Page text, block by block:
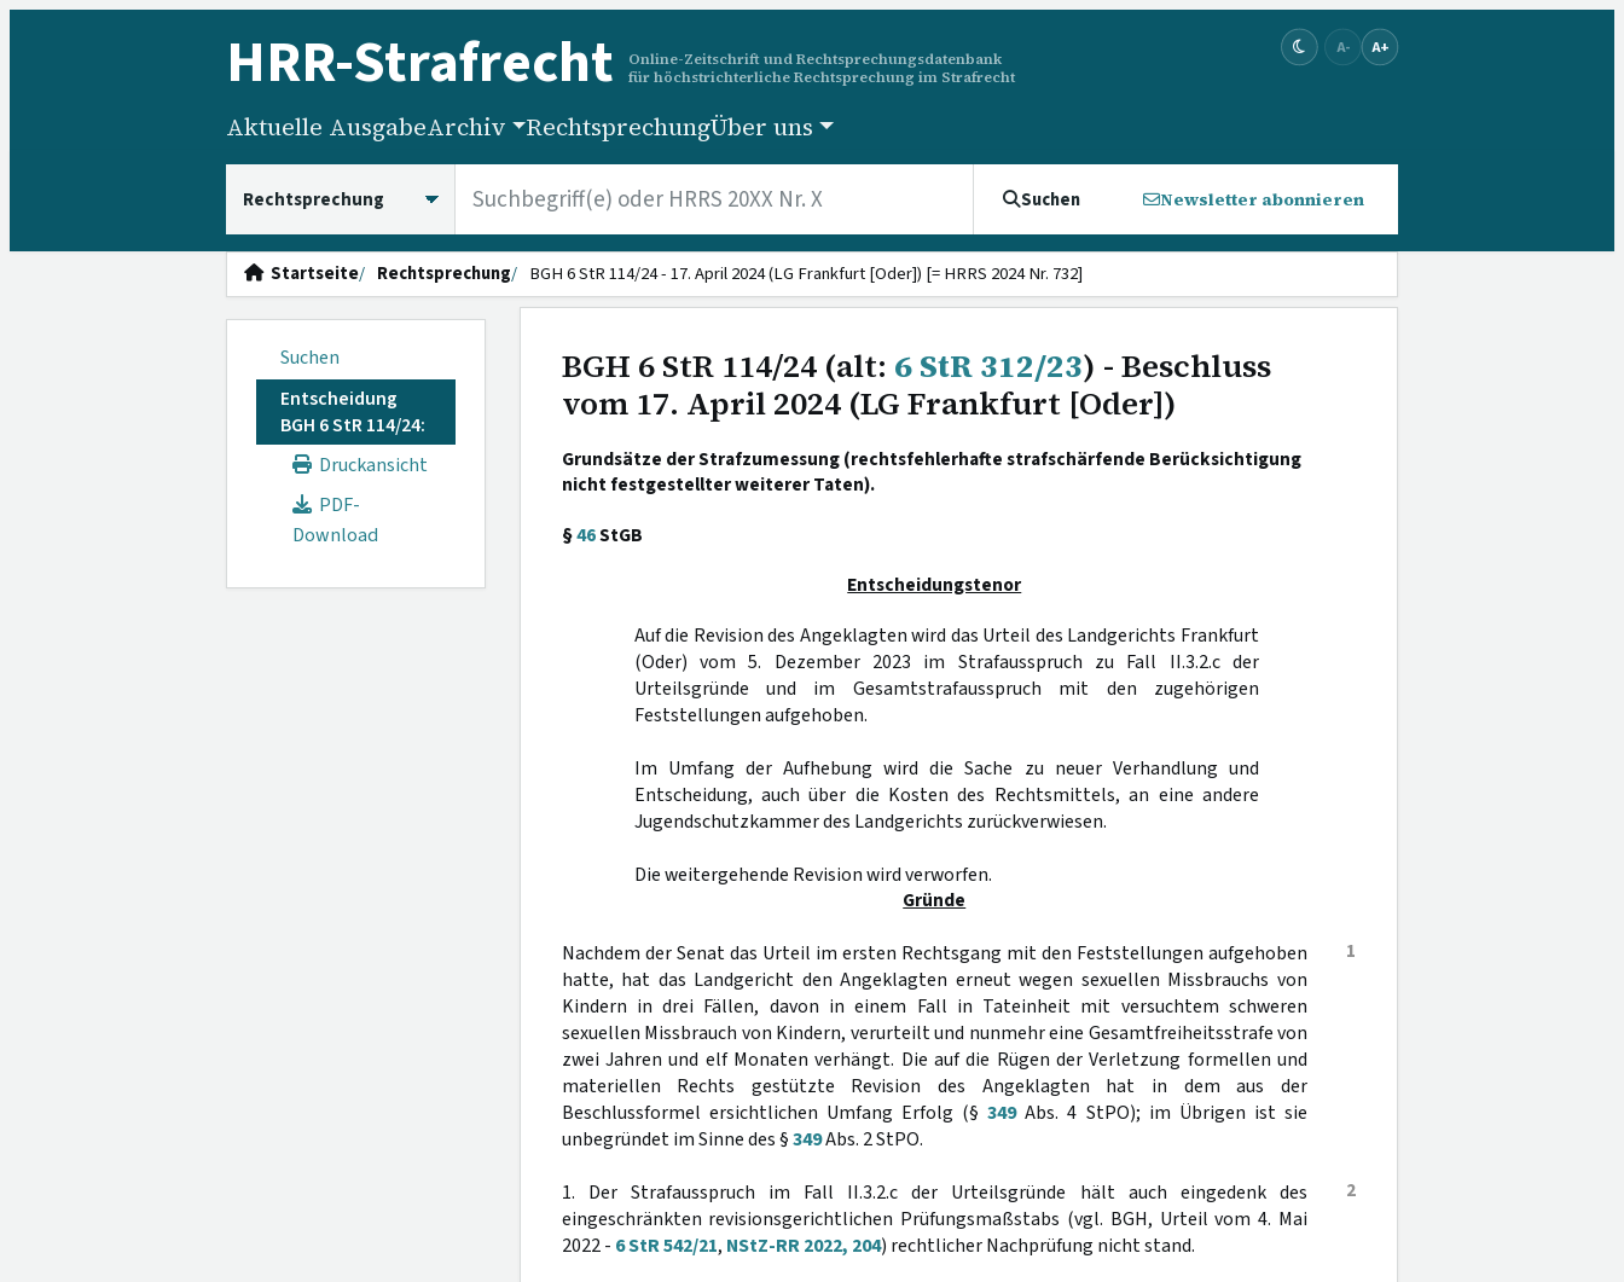
HRR-Strafrecht
Online-Zeitschrift und Rechtsprechungsdatenbank
für höchstrichterliche Rechtsprechung im Strafrecht
A- A+
Aktuelle AusgabeArchiv RechtsprechungÜber uns
Suchen Newsletter abonnieren
Startseite Rechtsprechung BGH 6 StR 114/24 - 17. April 2024 (LG Frankfurt [Oder]) [= HRRS 2024 Nr. 732]
Suchen
Entscheidung
BGH 6 StR 114/24:
Druckansicht
PDF-
Download
BGH 6 StR 114/24 (alt: 6 StR 312/23) - Beschluss
vom 17. April 2024 (LG Frankfurt [Oder])
Grundsätze der Strafzumessung (rechtsfehlerhafte strafschärfende Berücksichtigung
nicht festgestellter weiterer Taten).
§46StGB
Entscheidungstenor
Auf die Revision des Angeklagten wird das Urteil des Landgerichts Frankfurt
(Oder) vom 5. Dezember 2023 im Strafausspruch zu Fall II.3.2.c der
Urteilsgründe und im Gesamtstrafausspruch mit den zugehörigen
Feststellungen aufgehoben.
Im Umfang der Aufhebung wird die Sache zu neuer Verhandlung und
Entscheidung, auch über die Kosten des Rechtsmittels, an eine andere
Jugendschutzkammer des Landgerichts zurückverwiesen.
Die weitergehende Revision wird verworfen.
Gründe
1
Nachdem der Senat das Urteil im ersten Rechtsgang mit den Feststellungen aufgehoben
hatte, hat das Landgericht den Angeklagten erneut wegen sexuellen Missbrauchs von
Kindern in drei Fällen, davon in einem Fall in Tateinheit mit versuchtem schweren
sexuellen Missbrauch von Kindern, verurteilt und nunmehr eine Gesamtfreiheitsstrafe von
zwei Jahren und elf Monaten verhängt. Die auf die Rügen der Verletzung formellen und
materiellen Rechts gestützte Revision des Angeklagten hat in dem aus der
Beschlussformel ersichtlichen Umfang Erfolg (§349Abs. 4 StPO); im Übrigen ist sie
unbegründet im Sinne des §349Abs. 2 StPO.
2
1. Der Strafausspruch im Fall II.3.2.c der Urteilsgründe hält auch eingedenk des
eingeschränkten revisionsgerichtlichen Prüfungsmaßstabs (vgl. BGH, Urteil vom 4. Mai
2022 - 6 StR 542/21, NStZ-RR 2022, 204) rechtlicher Nachprüfung nicht stand.